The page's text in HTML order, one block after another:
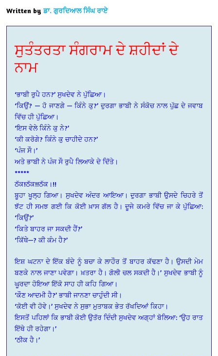
Written by ਡਾ. ਗੁਰਦਿਆਲ ਸਿੰਘ ਰਾਏ
ਸੁਤੰਤਰਤਾ ਸੰਗਰਾਮ ਦੇ ਸ਼ਹੀਦਾਂ ਦੇ
ਨਾਮ
‘ਭਾਬੀ ਰੁਪੈ ਹਨ?’ ਸੁਖਦੇਵ ਨੇ ਪੁੱਛਿਆ।
‘ਕਿਉਂ? — ਹੋ ਜਾਣਗੇ — ਕਿੰਨੇ ਕੁ?’ ਦੁਰਗਾ ਭਾਬੀ ਨੇ ਸੰਕੋਚ ਨਾਲ ਪੁੱਛ ਦੇ ਜਵਾਬ
ਵਿੱਚ ਹੀ ਪੁੱਛਿਆ।
‘ਇਸ ਵੇਲੇ ਕਿੰਨੇ ਕੁ ਨੇ?’
‘ਕੀ ਕਰੋਗੇ? ਕਿੰਨੇ ਕੁ ਚਾਹੀਦੇ ਹਨ?’
‘ਪੰਜ ਸੌ।’
ਅਤੇ ਭਾਬੀ ਨੇ ਪੰਜ ਸੌ ਰੁਪੈ ਲਿਆਕੇ ਦੇ ਦਿੱਤੇ।
*****
ਠੱਕ!ਠੱਕ!!ਠੱਕ।!!
ਬੂਹਾ ਖੂਲ੍ਹ ਗਿਆ। ਸੁਖਦੇਵ ਅੰਦਰ ਆਇਆ। ਦੁਰਗਾ ਭਾਬੀ ਉਸਦੇ ਚਿਹਰੇ ਤੋਂ
ਝੱਟ ਹੀ ਸਮਝ ਗਈ ਕਿ ਕੋਈ ਖ਼ਾਸ ਗੱਲ ਹੈ। ਦੂਜੇ ਕਮਰੇ ਵਿੱਚ ਜਾ ਕੇ ਪੁੱਛਿਆ:
‘ਕਿਉਂ?’
‘ਕਿਤੇ ਬਾਹਰ ਜਾ ਸਕਦੀ ਹੈਂ?’
‘ਕਿੱਥੇ—? ਕੀ ਕੰਮ ਹੈ?’
ਇਸ਼ ਘਟਨਾ ਦੇ ਇੱਕ ਬੰਦੇ ਨੂੰ ਬਚਾ ਕੇ ਲਾਹੌਰ ਤੋਂ ਬਾਹਰ ਕੱਢਣਾ ਹੈ। ਉਸਦੀ ਮੇਮ
ਬਣਕੇ ਨਾਲ ਜਾਣਾ ਪਵੇਗਾ। ਖ਼ਤਰਾ ਹੈ। ਗੋਲੀ ਚਲ ਸਕਦੀ ਹੈ।’ ਸੁਖਦੇਵ ਭਾਬੀ ਨੂੰ
ਘੂਰਦਾ ਹੋਇਆ ਇੱਕੋ ਸਾਹ ਹੀ ਕਹਿ ਗਿਆ।
‘ਕੌਣ ਆਦਮੀ ਹੈ?’ ਭਾਬੀ ਜਾਨਣਾ ਚਾਹੁੰਦੀ ਸੀ।
‘ਕੋਈ ਵੀ ਹੋਵੇ।’ ਸੁਖਦੇਵ ਨੇ ਸੁਭਾ ਮੁਤਾਬਕ ਭੇਤ ਰੱਖਦਿਆਂ ਕਿਹਾ।
ਇਸਤੋਂ ਪਹਿਲਾਂ ਕਿ ਭਾਬੀ ਕੋਈ ਉਤੱਰ ਦਿੰਦੀ ਸੁਖਦੇਵ ਅਗ੍ਹਾਂ ਬੋਲਿਆ: ‘ਉਹ ਰਾਤ
ਇੱਥੇ ਹੀ ਰਹੇਗਾ।’
‘ਠੀਕ ਹੈ।’